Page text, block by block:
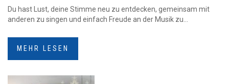
Du hast Lust, deine Stimme neu zu entdecken, gemeinsam mit
anderen zu singen und einfach Freude an der Musik zu...
MEHR LESEN